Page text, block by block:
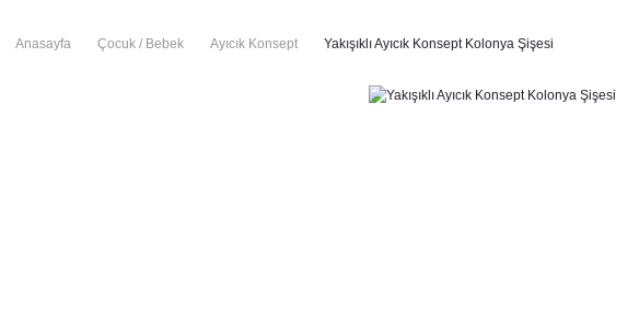
Anasayfa Çocuk / Bebek Ayıcık Konsept Yakışıklı Ayıcık Konsept Kolonya Şişesi